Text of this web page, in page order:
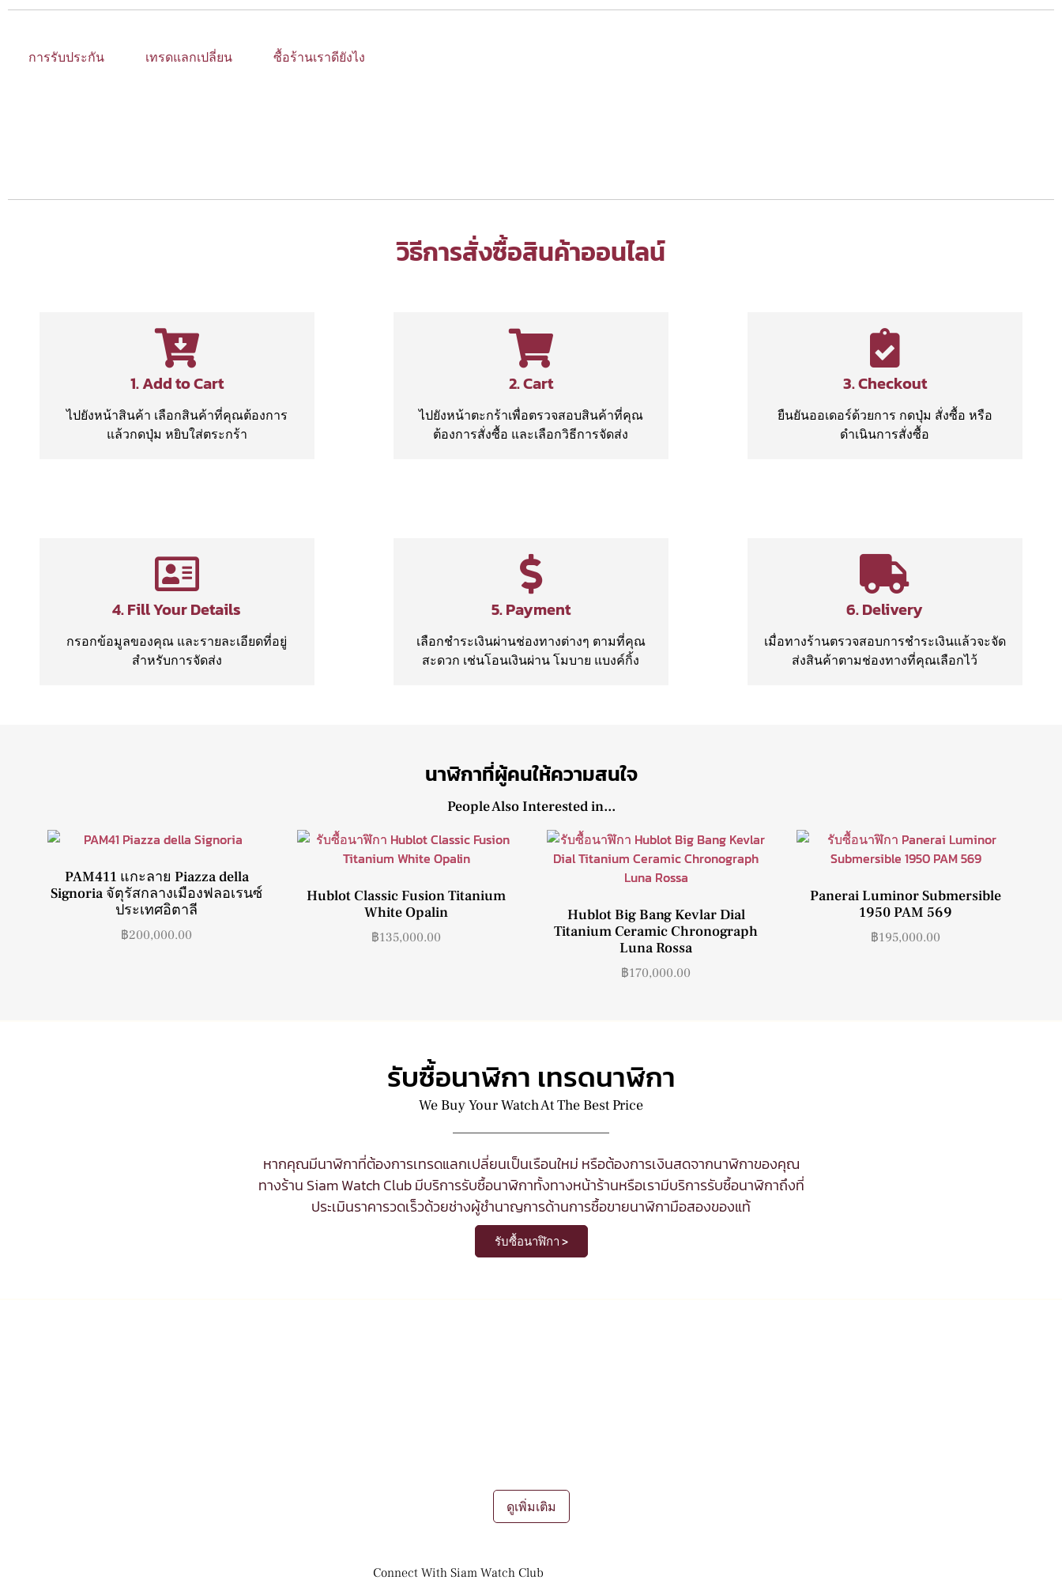
การรับประกัน เทรดแลกเปลี่ยน ซื้อร้านเราดียังไง
วิธีการสั่งซื้อสินค้าออนไลน์
1. Add to Cart
ไปยังหน้าสินค้า เลือกสินค้าที่คุณต้องการ
แล้วกดปุ่ม หยิบใส่ตระกร้า
2. Cart
ไปยังหน้าตะกร้าเพื่อตรวจสอบสินค้าที่คุณ
ต้องการสั่งซื้อ และเลือกวิธีการจัดส่ง
3. Checkout
ยืนยันออเดอร์ด้วยการ กดปุ่ม สั่งซื้อ หรือ
ดำเนินการสั่งซื้อ
4. Fill Your Details
กรอกข้อมูลของคุณ และรายละเอียดที่อยู่
สำหรับการจัดส่ง
5. Payment
เลือกชำระเงินผ่านช่องทางต่างๆ ตามที่คุณ
สะดวก เช่นโอนเงินผ่าน โมบาย แบงค์กิ้ง
6. Delivery
เมื่อทางร้านตรวจสอบการชำระเงินแล้วจะจัด
ส่งสินค้าตามช่องทางที่คุณเลือกไว้
นาฬิกาที่ผู้คนให้ความสนใจ
People Also Interested in...
PAM411 แกะลาย Piazza della
Signoria จัตุรัสกลางเมืองฟลอเรนซ์
ประเทศอิตาลี
฿200,000.00
Hublot Classic Fusion Titanium
White Opalin
฿135,000.00
Hublot Big Bang Kevlar Dial
Titanium Ceramic Chronograph
Luna Rossa
฿170,000.00
Panerai Luminor Submersible
1950 PAM 569
฿195,000.00
รับซื้อนาฬิกา เทรดนาฬิกา
We Buy Your Watch At The Best Price
หากคุณมีนาฬิกาที่ต้องการเทรดแลกเปลี่ยนเป็นเรือนใหม่ หรือต้องการเงินสดจากนาฬิกาของคุณ
ทางร้าน Siam Watch Club มีบริการรับซื้อนาฬิกาทั้งทางหน้าร้านหรือเรามีบริการรับซื้อนาฬิกาถึงที่
ประเมินราคารวดเร็วด้วยช่างผู้ชำนาญการด้านการซื้อขายนาฬิกามือสองของแท้
รับซื้อนาฬิกา >
ดูเพิ่มเติม
Connect With Siam Watch Club